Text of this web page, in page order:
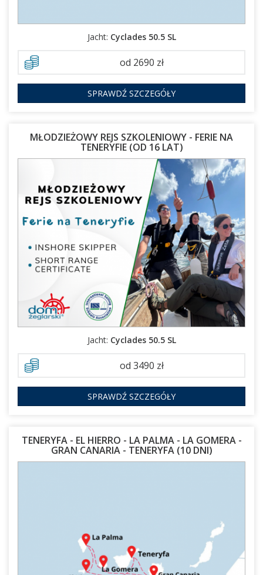
Jacht: Cyclades 50.5 SL
od 2690 zł
SPRAWDŹ SZCZEGÓŁY
MŁODZIEŻOWY REJS SZKOLENIOWY - FERIE NA
TENERYFIE (OD 16 LAT)
14.02.2027 - 24.02.2027
Jacht: Cyclades 50.5 SL
od 3490 zł
SPRAWDŹ SZCZEGÓŁY
TENERYFA - EL HIERRO - LA PALMA - LA GOMERA -
GRAN CANARIA - TENERYFA (10 DNI)
14.03.2027 - 24.03.2027